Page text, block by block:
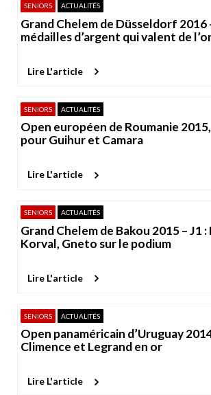
SENIORS ACTUALITÉS
Grand Chelem de Düsseldorf 2016
médailles d’argent qui valent de
Lire L'article
SENIORS ACTUALITÉS
Open européen de Roumanie
pour Guihur et Camara
Lire L'article
SENIORS ACTUALITÉS
Grand Chelem de Bakou 2015 – J1 :
Korval, Gneto sur le podium
Lire L'article
SENIORS ACTUALITÉS
Open panaméricain d’Uruguay
Climence et Legrand en or
Lire L'article